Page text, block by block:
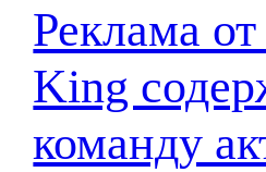
Реклама
King
команду